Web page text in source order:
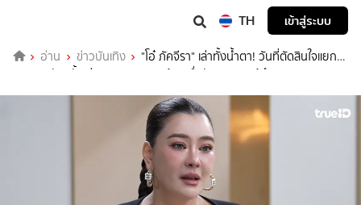
TH เข้าสู่ระบบ
อ่าน ข่าวบันเทิง
"โอ๋ ภัคจีรา" เล่าทั้งน้ำตา! วันที่ตัดสินใจแยก
ทางจากรักครั้งเก่า ยอมออกจากบ้านเพื่อรักษาความรู้สึกลูก